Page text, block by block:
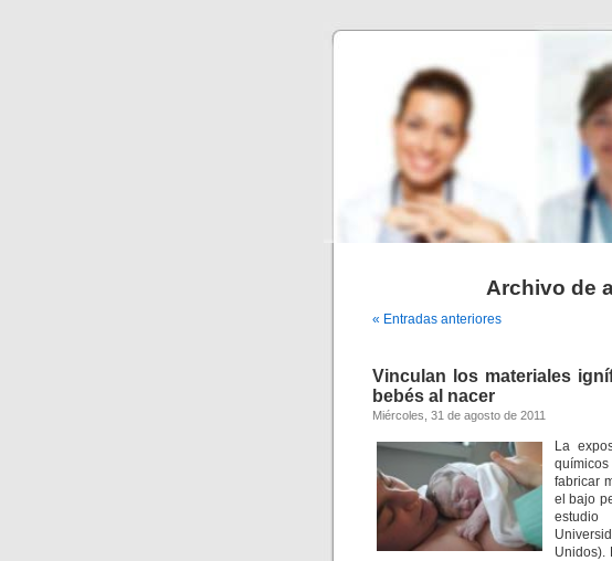
Archivo de
« Entradas anteriores
Vinculan los materiales
bebés al nacer
Miércoles, 31 de agosto de 2011
La
fabricar
el bajo
Unidos).